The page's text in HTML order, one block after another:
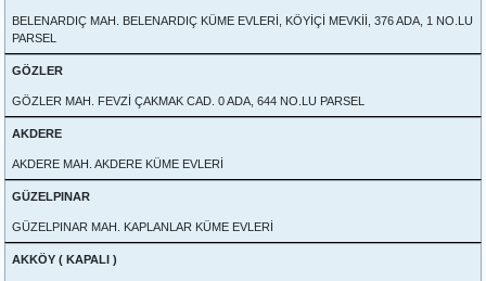
BELENARDIÇ MAH. BELENARDIÇ KÜME EVLERİ, KÖYİÇİ MEVKİİ, 376 ADA, 1 NO.LU
PARSEL
GÖZLER
GÖZLER MAH. FEVZİ ÇAKMAK CAD. 0 ADA, 644 NO.LU PARSEL
AKDERE
AKDERE MAH. AKDERE KÜME EVLERİ
GÜZELPINAR
GÜZELPINAR MAH. KAPLANLAR KÜME EVLERİ
AKKÖY ( KAPALI )